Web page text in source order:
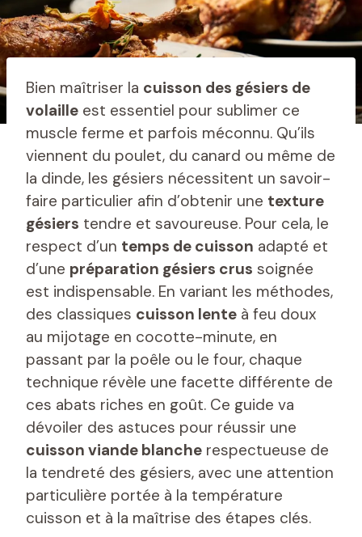
Bien maîtriser la cuisson des gésiers de
volaille est essentiel pour sublimer ce
muscle ferme et parfois méconnu. Qu’ils
viennent du poulet, du canard ou même de
la dinde, les gésiers nécessitent un savoir-
faire particulier afin d’obtenir une texture
gésiers tendre et savoureuse. Pour cela, le
respect d’un temps de cuisson adapté et
d’une préparation gésiers crus soignée
est indispensable. En variant les méthodes,
des classiques cuisson lente à feu doux
au mijotage en cocotte-minute, en
passant par la poêle ou le four, chaque
technique révèle une facette différente de
ces abats riches en goût. Ce guide va
dévoiler des astuces pour réussir une
cuisson viande blanche respectueuse de
la tendreté des gésiers, avec une attention
particulière portée à la température
cuisson et à la maîtrise des étapes clés.